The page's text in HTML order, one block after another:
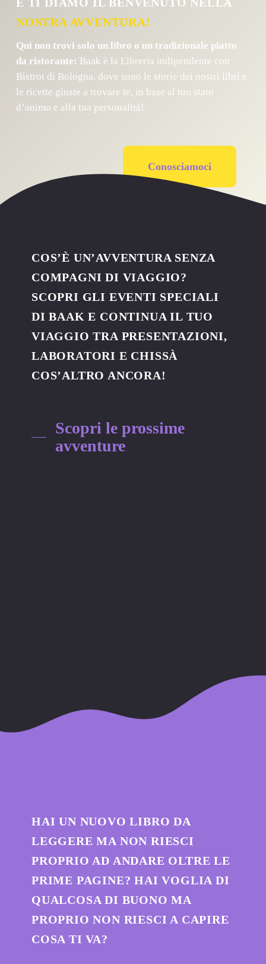
NOSTRA AVVENTURA!
Qui non trovi solo un libro o un tradizionale piatto
da ristorante: Baak è la Libreria indipendente con
Bistrot di Bologna, dove sono le storie dei nostri libri e
le ricette giuste a trovare te, in base al tuo stato
d’animo e alla tua personalità!
Conosciamoci
COS’È UN’AVVENTURA SENZA
COMPAGNI DI VIAGGIO?
SCOPRI GLI EVENTI SPECIALI
DI BAAK E CONTINUA IL TUO
VIAGGIO TRA PRESENTAZIONI,
LABORATORI E CHISSÀ
COS’ALTRO ANCORA!
Scopri le prossime
avventure
HAI UN NUOVO LIBRO DA
LEGGERE MA NON RIESCI
PROPRIO AD ANDARE OLTRE LE
PRIME PAGINE? HAI VOGLIA DI
QUALCOSA DI BUONO MA
PROPRIO NON RIESCI A CAPIRE
COSA TI VA?